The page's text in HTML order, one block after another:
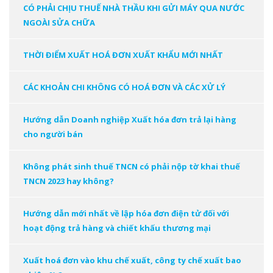
CÓ PHẢI CHỊU THUẾ NHÀ THẦU KHI GỬI MÁY QUA NƯỚC
NGOÀI SỬA CHỮA
THỜI ĐIỂM XUẤT HOÁ ĐƠN XUẤT KHẨU MỚI NHẤT
CÁC KHOẢN CHI KHÔNG CÓ HOÁ ĐƠN VÀ CÁC XỬ LÝ
Hướng dẫn Doanh nghiệp Xuất hóa đơn trả lại hàng
cho người bán
Không phát sinh thuế TNCN có phải nộp tờ khai thuế
TNCN 2023 hay không?
Hướng dẫn mới nhất về lập hóa đơn điện tử đối với
hoạt động trả hàng và chiết khấu thương mại
Xuất hoá đơn vào khu chế xuất, công ty chế xuất bao